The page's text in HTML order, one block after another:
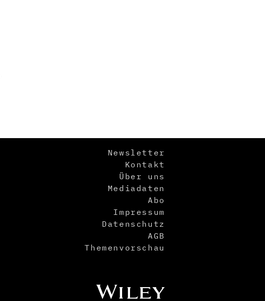
Newsletter
Kontakt
Über uns
Mediadaten
Abo
Impressum
Datenschutz
AGB
Themenvorschau